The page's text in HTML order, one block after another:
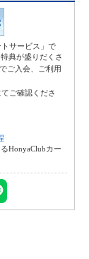
サービス」で
典が盛りだくさ
ご入会、ご利用
てご確認くださ
HonyaClubカー